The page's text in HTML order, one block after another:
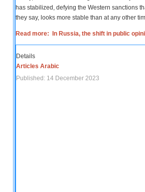
has stabilized, defying the Western sanctions
they say, looks more stable than at any other
Read more: In Russia, the shift in public
Details
Articles Arabic
Published: 14 December 2023